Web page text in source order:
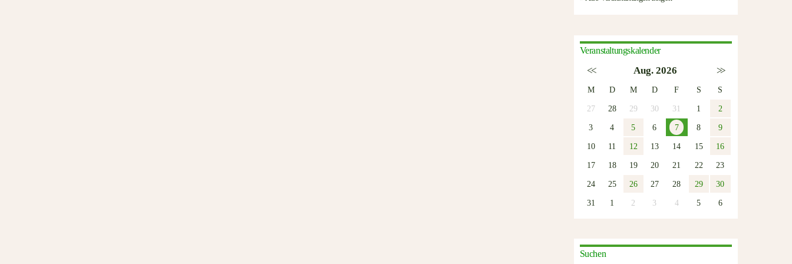
Veranstaltungskalender
<< Aug. 2026 >>
M D M D F S
S
27
28 29 30 31 1
2
3
4 5 6 7 8
9
10
11 12 13 14 15
16
17
18 19 20 21 22
23
24
25 26 27 28 29
30
31
1 2 3 4 5 6
Suchen